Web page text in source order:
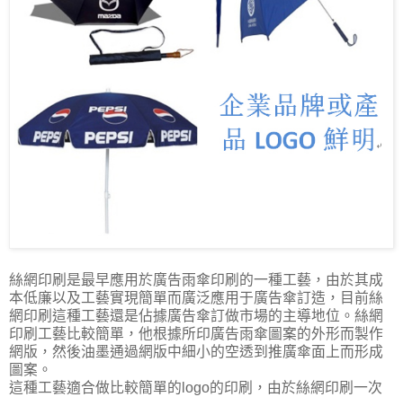
絲網印刷是最早應用於廣告雨傘印刷的一種工藝，由於其成
本低廉以及工藝實現簡單而廣泛應用于廣告傘訂造，目前絲
網印刷這種工藝還是佔據廣告傘訂做市場的主導地位。絲網
印刷工藝比較簡單，他根據所印廣告雨傘圖案的外形而製作
網版，然後油墨通過網版中細小的空透到推廣傘面上而形成
圖案。
這種工藝適合做比較簡單的logo的印刷，由於絲網印刷一次